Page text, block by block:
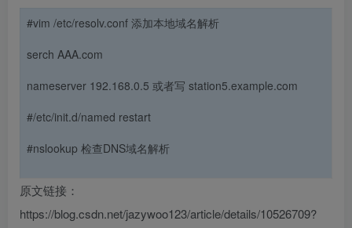
#vim /etc/resolv.conf 添加本地域名解析
serch AAA.com
nameserver 192.168.0.5 或者写 station5.example.com
#/etc/init.d/named restart
#nslookup 检查DNS域名解析
原文链接：
https://blog.csdn.net/jazywoo123/article/details/10526709?